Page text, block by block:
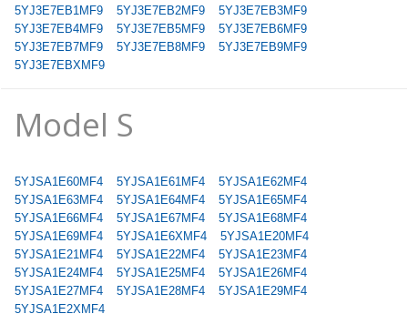
5YJ3E7EB1MF9
5YJ3E7EB2MF9
5YJ3E7EB3MF9
5YJ3E7EB4MF9
5YJ3E7EB5MF9
5YJ3E7EB6MF9
5YJ3E7EB7MF9
5YJ3E7EB8MF9
5YJ3E7EB9MF9
5YJ3E7EBXMF9
Model S
5YJSA1E60MF4 5YJSA1E61MF4
5YJSA1E62MF4
5YJSA1E63MF4
5YJSA1E64MF4
5YJSA1E65MF4
5YJSA1E66MF4
5YJSA1E67MF4
5YJSA1E68MF4
5YJSA1E69MF4
5YJSA1E6XMF4
5YJSA1E20MF4
5YJSA1E21MF4
5YJSA1E22MF4
5YJSA1E23MF4
5YJSA1E24MF4
5YJSA1E25MF4
5YJSA1E26MF4
5YJSA1E27MF4
5YJSA1E28MF4
5YJSA1E29MF4
5YJSA1E2XMF4